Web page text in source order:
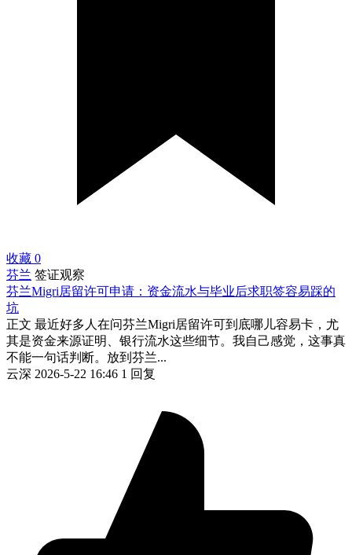
收藏 0
芬兰 签证观察
芬兰Migri居留许可申请：资金流水与毕业后求职签容易踩的
坑
正文 最近好多人在问芬兰Migri居留许可到底哪儿容易卡，尤
其是资金来源证明、银行流水这些细节。我自己感觉，这事真
不能一句话判断。放到芬兰...
云深 2026-5-22 16:46 1 回复